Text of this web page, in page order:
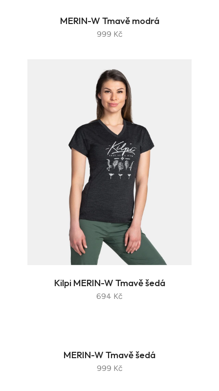
MERIN-W Tmavě modrá
999 Kč
Kilpi MERIN-W Tmavě šedá
694 Kč
MERIN-W Tmavě šedá
999 Kč